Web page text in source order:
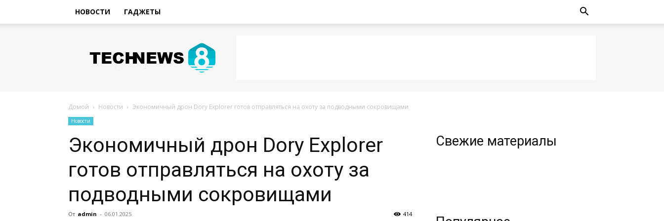
НОВОСТИ ГАДЖЕТЫ
Tech
Новости
Домой Новости Экономичный дрон Dory Explorer готов отправляться на охоту за подводными сокровищами
Новости
Экономичный дрон Dory Explorer
готов отправляться на охоту за
подводными сокровищами
От admin - 06.01.2025 414
Свежие материалы